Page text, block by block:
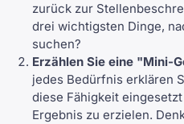
zurück zur
drei wichtigsten Dinge,
suchen?
Erzählen Sie eine "Mini-
jedes Bedürfnis erklären
diese Fähigkeit
Ergebnis zu erzielen.